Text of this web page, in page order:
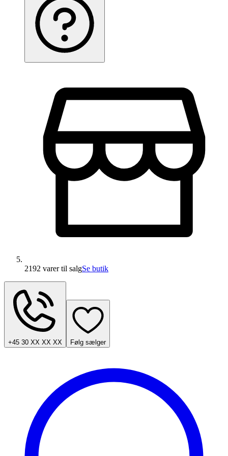
2192 varertil salgSe butik
+45 30 XX XX XX Følg sælger